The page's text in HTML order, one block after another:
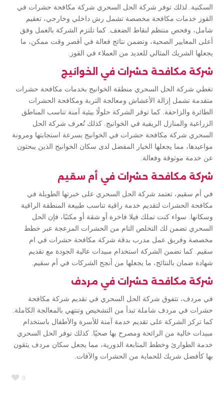
السكنية. لذلك توفر شركة الحل السحري شركة مكافحة حشرات في
القوز خدمات مكافحة مخصصة تشمل رش داخلي وخارجي، تعقيم
شامل، وفحص منتظم لنقاط الضعف. كما تلتزم الشركة بالعمل وفق
أعلى المعايير الصحية، وتضمن نتائج فعالة في أقصر وقت ممكن، ما
يجعلها الشريك المثالي للعديد من العملاء في القوز.
شركة مكافحة حشرات في الخوانيج
تغطي شركة الحل السحري منطقة الخوانيج بخدمات مكافحة حشرات
متقدمة تشمل إزالة الأعشاش ومعالجة التربة ومكافحة الحشرات
الطائرة والزاحفة. كما توفر الشركة حلولًا بيئية آمنة تناسب المناطق
الزراعية والمنازل الريفية في الخوانيج. كذلك تُعرف شركة الحل
السحري شركة مكافحة حشرات في الخوانيج بسرعة استجابتها ومرونة
مواعيدها، مما يجعلها الخيار المفضل لدى سكان الخوانيج الذين يبحثون
عن خدمة موثوقة وفعالة.
شركة مكافحة حشرات في أم سقيم
في أم سقيم، تعتمد شركة الحل السحري على خبرتها الطويلة في
مكافحة الحشرات لتقديم خدمة راقية تناسب طبيعة المنطقة الراقية
وسكانها. سواء كنت تملك فيلا فاخرة أو شقة أو مكتبًا، فإن الحل
السحري تضمن لك التخلص التام من الحشرات المزعجة عبر خطط
مخصصة وفريق عمل مدرب بدقة شركة مكافحة حشرات في ام
سقيم. كما تضمن الشركة استخدام مبيدات عالية الجودة مع تقديم
شهادة ضمان بالنتائج، ما يجعلها من أنجح الشركات في أم سقيم.
شركة مكافحة حشرات في مردف
في مردف، تتفوق شركة الحل السحري في تقديم شركة مكافحة
حشرات في مردف شاملة تبدأ من التشخيص وتنتهي بالمعالجة الكاملة.
كما تركز الشركة على تقديم خدمة آمنة للأسرة والأطفال باستخدام
مبيدات خالية من الرائحة ومصرح بها صحيًا. كذلك توفر الحل السحري
خدمة الطوارئ وخطط المتابعة الدورية، مما يجعل سكان مردف يثقون
بها كأفضل شريك للحماية من الحشرات والآفات.
0